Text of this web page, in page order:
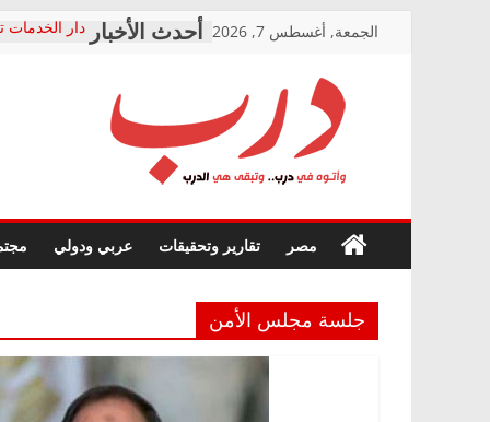
الجمعة, أغسطس 7, 2026
دار الخدمات
معاناة
فرحات
حزب
صور .. اعتماد
الوزاري
إنشاء المبنى
قرينة
حق أصيل
درب
في
درب..
هي
الدرب
مصر تقارير وتحقيقات عربي ودولي
جلسة مجلس الأمن